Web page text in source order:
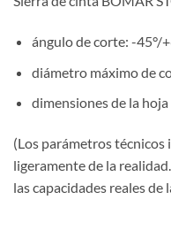
ángulo de corte: -45°/
diámetro máximo de
dimensiones de la
(Los parámetros
ligeramente de la
las capacidades reales de